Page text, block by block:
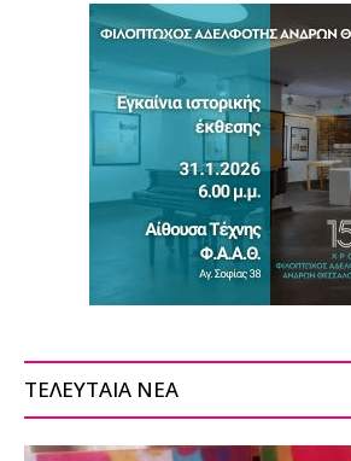
ΤΕΛΕΥΤΑΙΑ ΝΕΑ